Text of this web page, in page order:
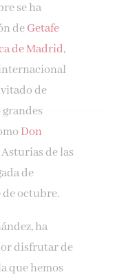
se ha
deGetafe
de Madrid,
de
Don
de las
de
de octubre.
ha
disfrutar de
que hemos